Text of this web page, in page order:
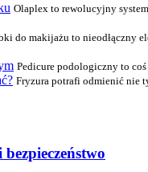
Olaplex to rewolucyjny
do makijażu to nieodłączny
Pedicure podologiczny to
Fryzura potrafi odmienić nie